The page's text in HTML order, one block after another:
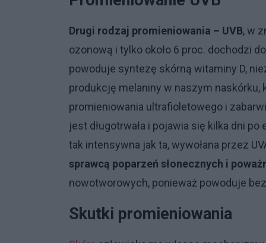
Drugi rodzaj promieniowania – UVB, w
ozonową i tylko około 6 proc. dochodzi
powoduje syntezę skórną witaminy D,
produkcję melaniny w naszym naskórku,
promieniowania ultrafioletowego i
jest długotrwała i pojawia się kilka dni
tak intensywna jak ta, wywołana przez
sprawcą poparzeń słonecznych i
nowotworowych, ponieważ powoduje
Skutki promieniowania